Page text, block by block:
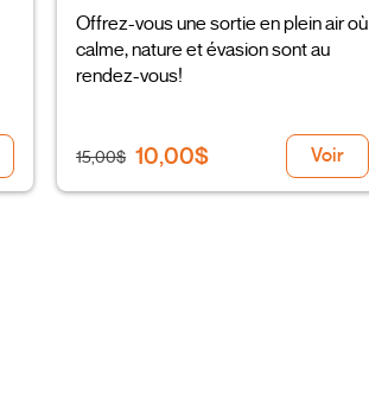
Offrez-vous une sortie en plein air où
calme, nature et évasion sont au
rendez-vous!
15,00$ 10,00$ Voir